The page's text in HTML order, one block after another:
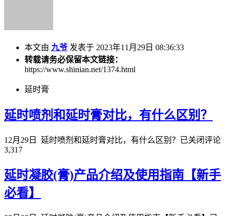
本文由 九爷发表于 2023年11月29日 08:36:33
转载请务必保留本文链接：
https://www.shinian.net/1374.html
延时膏
延时喷剂和延时膏对比，有什么区别？
12月29日 延时喷剂和延时膏对比，有什么区别？ 已关闭评论
3,317
延时凝胶(膏)产品介绍及使用指南【新手
必看】